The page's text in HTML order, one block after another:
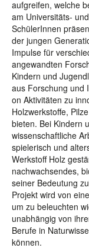
aufgreifen, welche
am Universitäts-
SchülerInnen
der jungen
Impulse für
angewandten
Kindern und
aus Forschung und
on Aktivitäten zu
Holzwerkstoffe,
bieten. Bei Kindern
wissenschaftliche
spielerisch und
Werkstoff Holz
nachwachsendes,
seiner Bedeutung
Projekt wird von
um zu beleuchten
unabhängig von
Berufe in
können.